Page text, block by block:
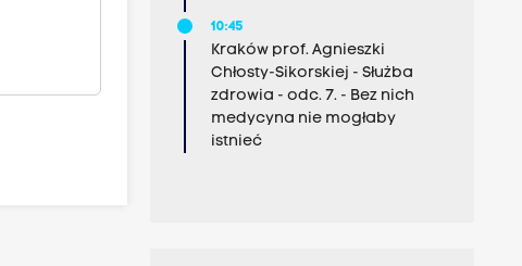
10:45
Kraków prof. Agnieszki
Chłosty-Sikorskiej - Służba
zdrowia - odc. 7. - Bez nich
medycyna nie mogłaby
istnieć